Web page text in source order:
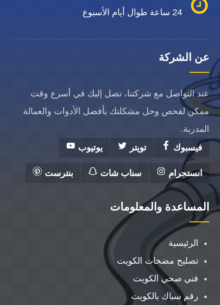
24 ساعة طوال أيام الأسبوع
عن الشركة
عند التواصل مع شركتنا، نصل إليك في أسرع وقت
ممكن لفحص وحل مشكلتك بأفضل الأدوات والعمالة
المدربة.
فيسبوك
تويتر يوتيوب
انستجرام سناب شات بنترست
المساعدة والمعلومات
الرئيسية
تصليح مضخات الكويت
فني صحي الكويت
رقم سباك بالكويت